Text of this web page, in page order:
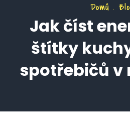
Domů
Jak číst
štítky
spotřebičů v